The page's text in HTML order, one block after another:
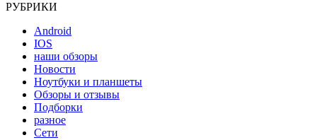
РУБРИКИ
Android
IOS
наши обзоры
Новости
Ноутбуки и планшеты
Обзоры и отзывы
Подборки
разное
Сети